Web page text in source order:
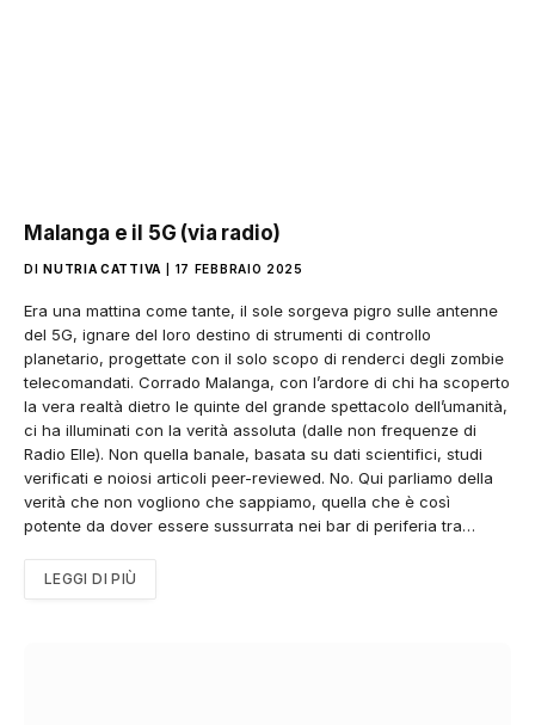
Malanga e il 5G (via radio)
DI NUTRIA CATTIVA 17 FEBBRAIO 2025
Era una mattina come tante, il sole sorgeva pigro sulle antenne
del 5G, ignare del loro destino di strumenti di controllo
planetario, progettate con il solo scopo di renderci degli zombie
telecomandati. Corrado Malanga, con l’ardore di chi ha scoperto
la vera realtà dietro le quinte del grande spettacolo dell’umanità,
ci ha illuminati con la verità assoluta (dalle non frequenze di
Radio Elle). Non quella banale, basata su dati scientifici, studi
verificati e noiosi articoli peer-reviewed. No. Qui parliamo della
verità che non vogliono che sappiamo, quella che è così
potente da dover essere sussurrata nei bar di periferia tra…
LEGGI DI PIÙ